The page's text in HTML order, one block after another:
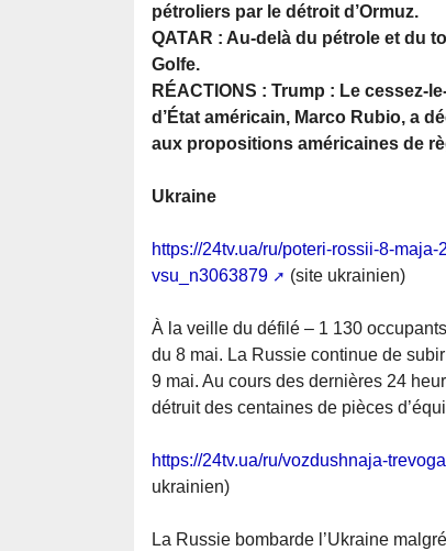
pétroliers par le détroit d’Ormuz.
QATAR : Au-delà du pétrole et du
Golfe.
RÉACTIONS : Trump : Le cessez-
d’État américain, Marco Rubio, a
aux propositions américaines de
Ukraine
https://24tv.ua/ru/poteri-rossii-8-
vsu_n3063879
(site ukrainien)
À la veille du défilé – 1 130
du 8 mai. La Russie continue de
9 mai. Au cours des dernières 24
détruit des centaines de pièces
https://24tv.ua/ru/vozdushnaja-
ukrainien)
La Russie bombarde l’Ukraine